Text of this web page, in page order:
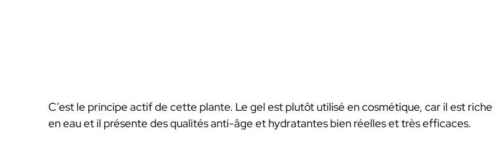
C’est le principe actif de cette plante. Le gel est plutôt utilisé en cosmétique, car il est riche
en eau et il présente des qualités anti-âge et hydratantes bien réelles et très efficaces.